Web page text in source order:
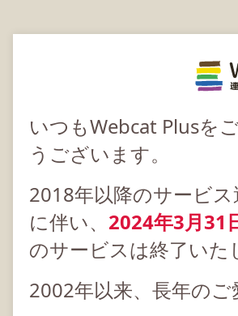
いつもWebcat Plusを
うございます。
2018年以降のサービ
に伴い、 2024年3月31
のサービスは終了いた
2002年以来、長年の